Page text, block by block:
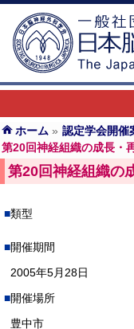
ホーム » 認定学会開催
第20回神経組織の成長・
第20回神経組織の
類型
開催期間
2005年5月28日
開催場所
豊中市